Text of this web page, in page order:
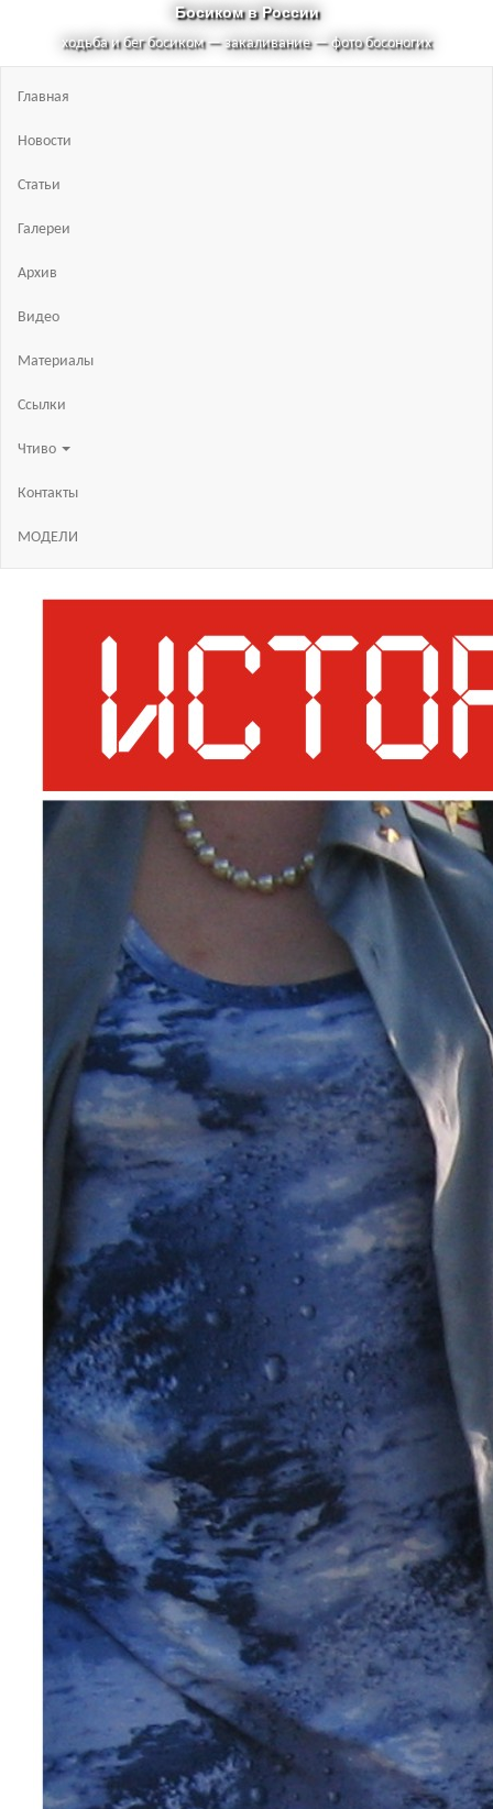
Босиком в России
ходьба и бег босиком — закаливание — фото босоногих
Главная
Новости
Статьи
Галереи
Архив
Видео
Материалы
Ссылки
Чтиво
Контакты
МОДЕЛИ